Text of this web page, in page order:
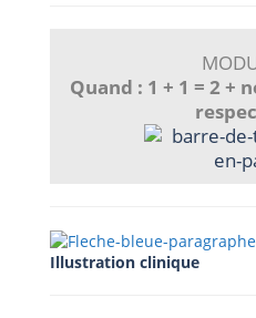
Quand : 1 + 1 = 2 +
Illustration clinique